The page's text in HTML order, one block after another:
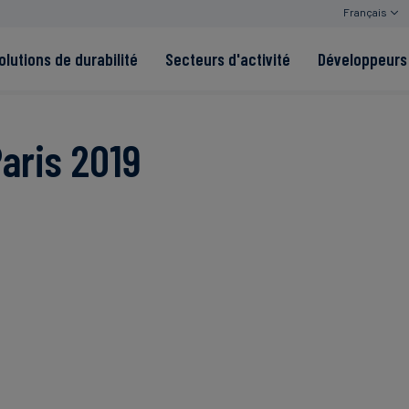
Français
de durabilité Secteurs d'activité
2019